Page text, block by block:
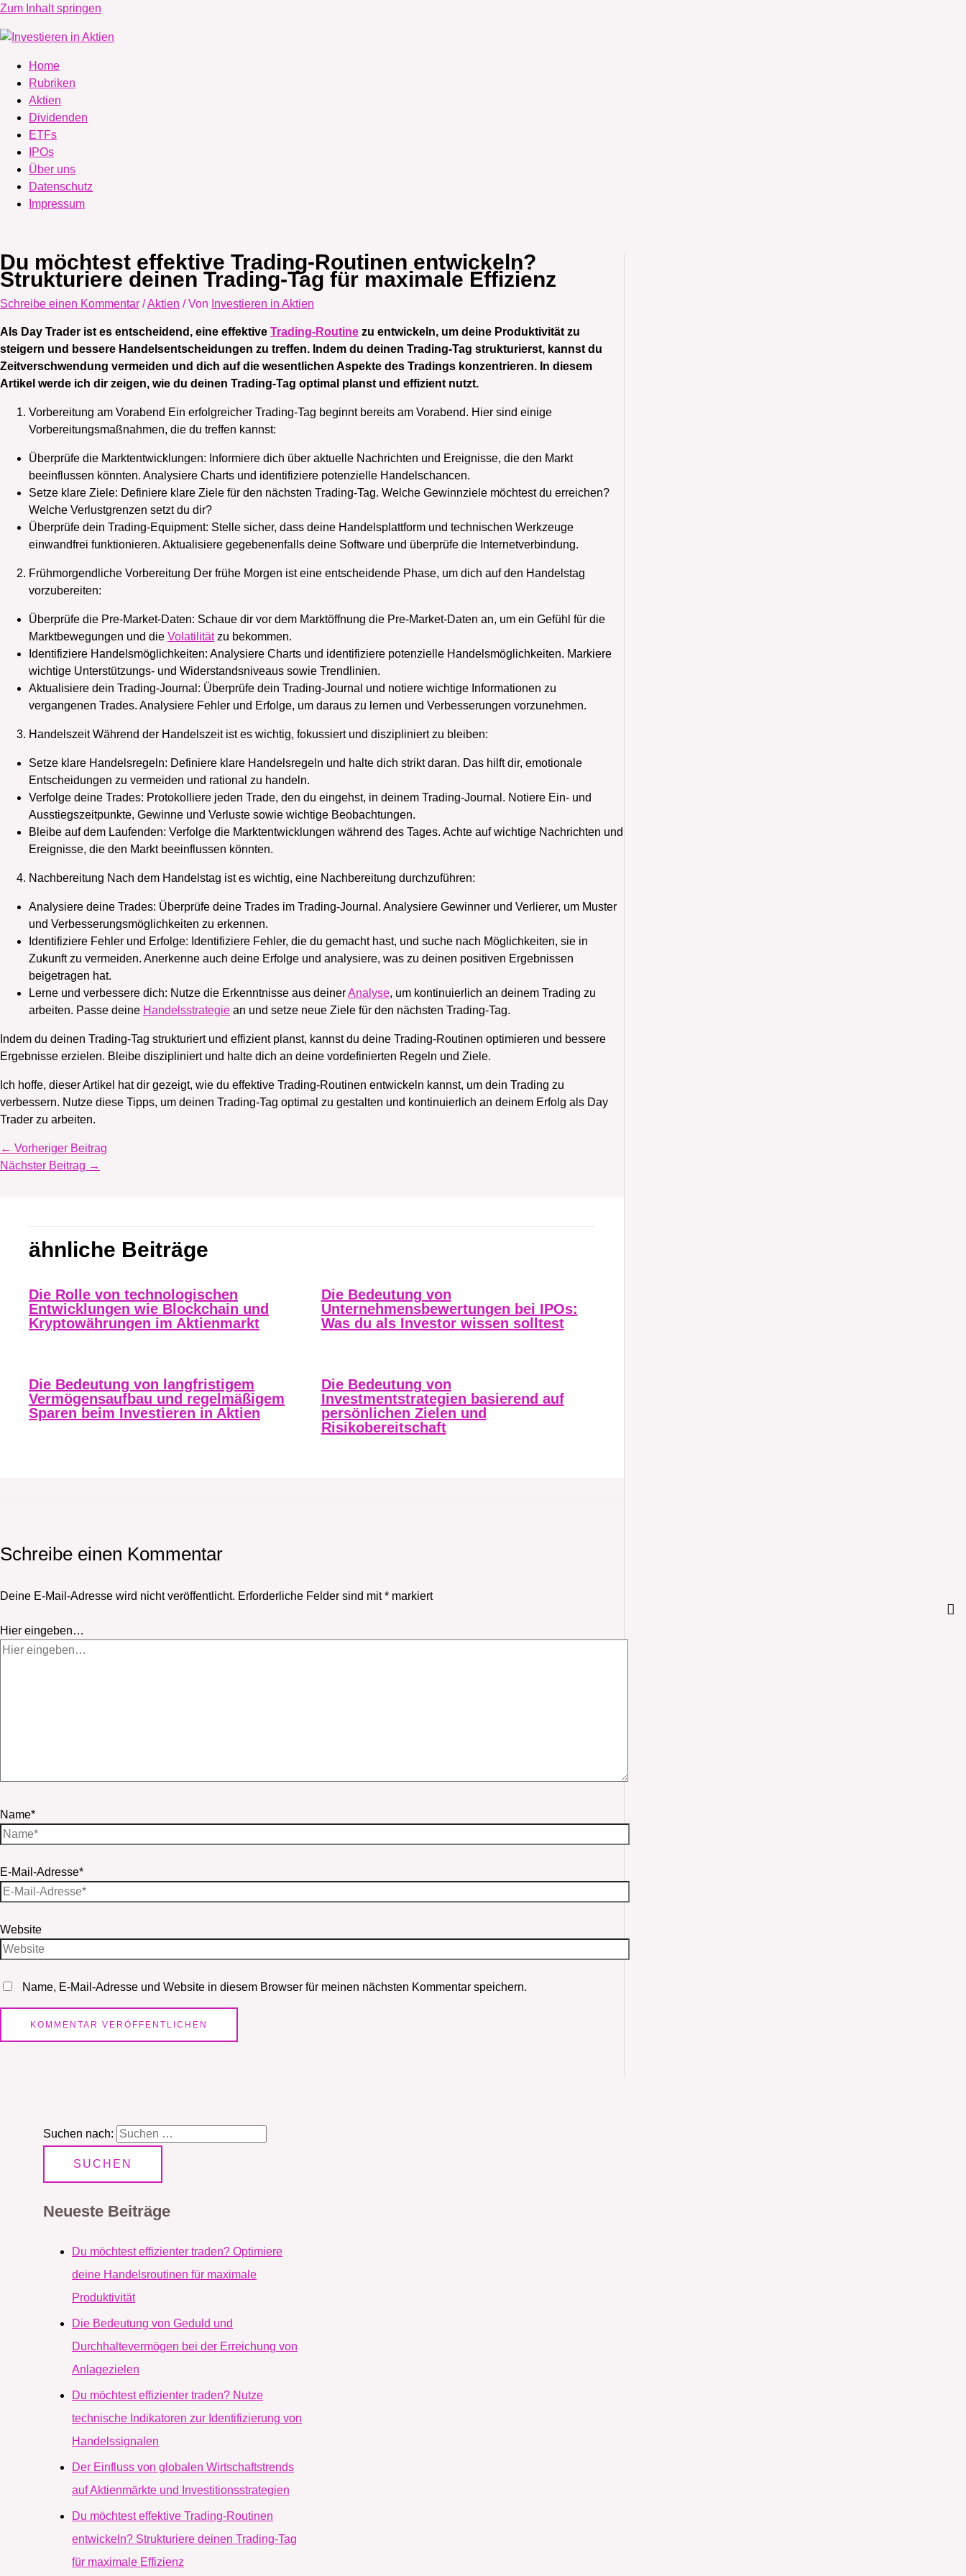
Zum Inhalt springen
Home
Rubriken
Aktien
Dividenden
ETFs
IPOs
Über uns
Datenschutz
Impressum
Du möchtest effektive Trading-Routinen entwickeln?
Strukturiere deinen Trading-Tag für maximale Effizienz
Schreibe einen Kommentar /Aktien / Von Investieren in Aktien
Als Day Trader ist es entscheidend, eine effektive Trading-Routine zu entwickeln, um deine Produktivität zu
steigern und bessere Handelsentscheidungen zu treffen. Indem du deinen Trading-Tag strukturierst, kannst du
Zeitverschwendung vermeiden und dich auf die wesentlichen Aspekte des Tradings konzentrieren. In diesem
Artikel werde ich dir zeigen, wie du deinen Trading-Tag optimal planst und effizient nutzt.
Vorbereitung am Vorabend Ein erfolgreicher Trading-Tag beginnt bereits am Vorabend. Hier sind einige
Vorbereitungsmaßnahmen, die du treffen kannst:
Überprüfe die Marktentwicklungen: Informiere dich über aktuelle Nachrichten und Ereignisse, die den Markt
beeinflussen könnten. Analysiere Charts und identifiziere potenzielle Handelschancen.
Setze klare Ziele: Definiere klare Ziele für den nächsten Trading-Tag. Welche Gewinnziele möchtest du erreichen?
Welche Verlustgrenzen setzt du dir?
Überprüfe dein Trading-Equipment: Stelle sicher, dass deine Handelsplattform und technischen Werkzeuge
einwandfrei funktionieren. Aktualisiere gegebenenfalls deine Software und überprüfe die Internetverbindung.
Frühmorgendliche Vorbereitung Der frühe Morgen ist eine entscheidende Phase, um dich auf den Handelstag
vorzubereiten:
Überprüfe die Pre-Market-Daten: Schaue dir vor dem Marktöffnung die Pre-Market-Daten an, um ein Gefühl für die
Marktbewegungen und die Volatilitätzu bekommen.
Identifiziere Handelsmöglichkeiten: Analysiere Charts und identifiziere potenzielle Handelsmöglichkeiten. Markiere
wichtige Unterstützungs- und Widerstandsniveaus sowie Trendlinien.
Aktualisiere dein Trading-Journal: Überprüfe dein Trading-Journal und notiere wichtige Informationen zu
vergangenen Trades. Analysiere Fehler und Erfolge, um daraus zu lernen und Verbesserungen vorzunehmen.
Handelszeit Während der Handelszeit ist es wichtig, fokussiert und diszipliniert zu bleiben:
Setze klare Handelsregeln: Definiere klare Handelsregeln und halte dich strikt daran. Das hilft dir, emotionale
Entscheidungen zu vermeiden und rational zu handeln.
Verfolge deine Trades: Protokolliere jeden Trade, den du eingehst, in deinem Trading-Journal. Notiere Ein- und
Ausstiegszeitpunkte, Gewinne und Verluste sowie wichtige Beobachtungen.
Bleibe auf dem Laufenden: Verfolge die Marktentwicklungen während des Tages. Achte auf wichtige Nachrichten und
Ereignisse, die den Markt beeinflussen könnten.
Nachbereitung Nach dem Handelstag ist es wichtig, eine Nachbereitung durchzuführen:
Analysiere deine Trades: Überprüfe deine Trades im Trading-Journal. Analysiere Gewinner und Verlierer, um Muster
und Verbesserungsmöglichkeiten zu erkennen.
Identifiziere Fehler und Erfolge: Identifiziere Fehler, die du gemacht hast, und suche nach Möglichkeiten, sie in
Zukunft zu vermeiden. Anerkenne auch deine Erfolge und analysiere, was zu deinen positiven Ergebnissen
beigetragen hat.
Lerne und verbessere dich: Nutze die Erkenntnisse aus deinerAnalyse, um kontinuierlich an deinem Trading zu
arbeiten. Passe deine Handelsstrategie an und setze neue Ziele für den nächsten Trading-Tag.
Indem du deinen Trading-Tag strukturiert und effizient planst, kannst du deine Trading-Routinen optimieren und bessere
Ergebnisse erzielen. Bleibe diszipliniert und halte dich an deine vordefinierten Regeln und Ziele.
Ich hoffe, dieser Artikel hat dir gezeigt, wie du effektive Trading-Routinen entwickeln kannst, um dein Trading zu
verbessern. Nutze diese Tipps, um deinen Trading-Tag optimal zu gestalten und kontinuierlich an deinem Erfolg als Day
Trader zu arbeiten.
← Vorheriger Beitrag
Nächster Beitrag →
ähnliche Beiträge
Die Rolle von technologischen
Entwicklungen wie Blockchain und
Kryptowährungen im Aktienmarkt
Die Bedeutung von
Unternehmensbewertungen bei IPOs:
Was du als Investor wissen solltest
Die Bedeutung von langfristigem
Vermögensaufbau und regelmäßigem
Sparen beim Investieren in Aktien
Die Bedeutung von
Investmentstrategien basierend auf
persönlichen Zielen und
Risikobereitschaft
Schreibe einen Kommentar
Deine E-Mail-Adresse wird nicht veröffentlicht. Erforderliche Felder sind mit* markiert
Hier eingeben…
Name*
E-Mail-Adresse*
Website
Name, E-Mail-Adresse und Website in diesem Browser für meinen nächsten Kommentar speichern.
Suchen nach:
Neueste Beiträge
Du möchtest effizienter traden? Optimiere
deine Handelsroutinen für maximale
Produktivität
Die Bedeutung von Geduld und
Durchhaltevermögen bei der Erreichung von
Anlagezielen
Du möchtest effizienter traden? Nutze
technische Indikatoren zur Identifizierung von
Handelssignalen
Der Einfluss von globalen Wirtschaftstrends
auf Aktienmärkte und Investitionsstrategien
Du möchtest effektive Trading-Routinen
entwickeln? Strukturiere deinen Trading-Tag
für maximale Effizienz